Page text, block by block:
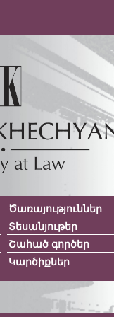
Ծառայություններ
Տեսանյութեր
Շահած գործեր
Կարծիքներ